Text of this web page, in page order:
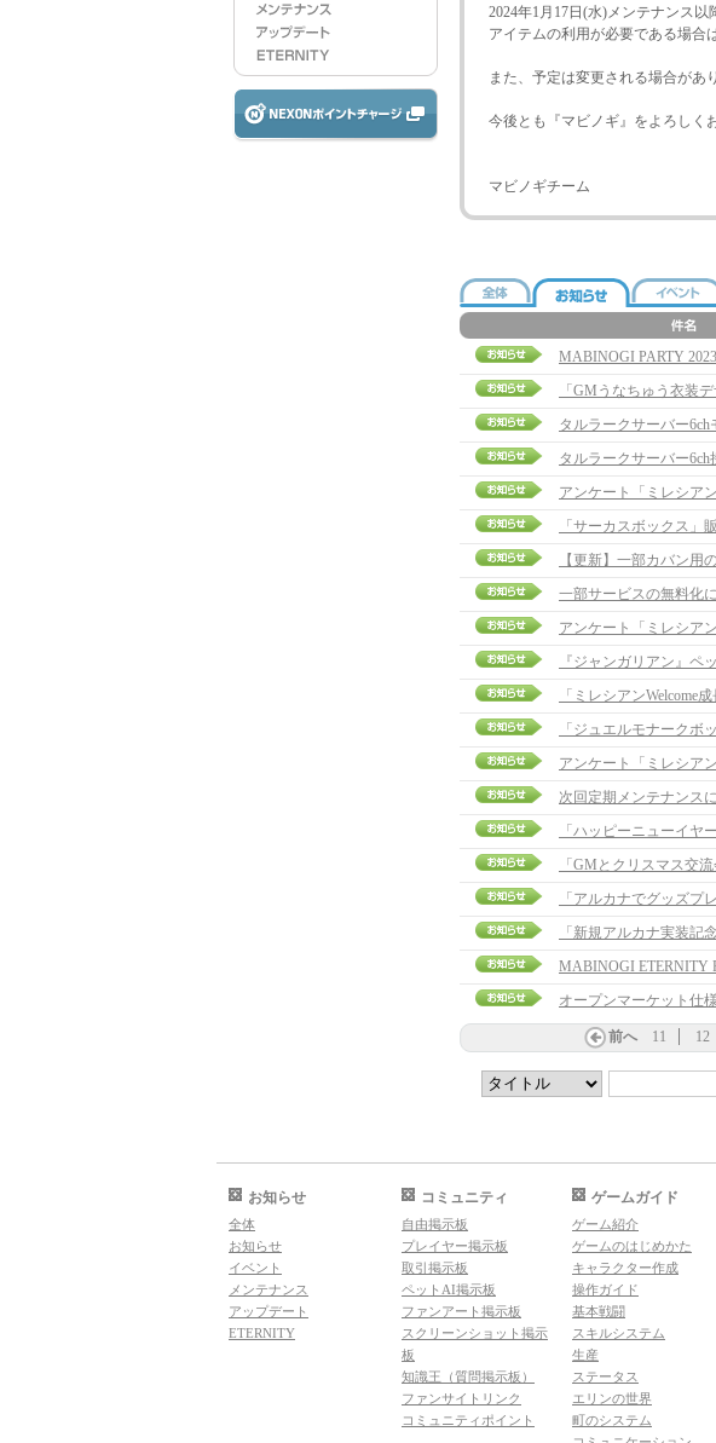
2024年1月17日(水)メンテナンス
アイテムの利用が必要である場合
また、予定は変更される場合があ
今後とも『マビノギ』をよろしく
マビノギチーム
MABINOGI PARTY
「GMうなちゅう衣装
タルラークサーバー
タルラークサーバー
アンケート「ミレシア
「サーカスボックス」
一部サービスの無料化
アンケート「ミレシア
『ジャンガリアン』ペ
「ジュエルモナークボ
アンケート「ミレシア
次回定期メンテナンス
「ハッピーニューイヤ
「GMとクリスマス交
「アルカナでグッズプ
「新規アルカナ実装記
MABINOGI ETERNITY
オープンマーケット仕
前へ 11 12
お知らせ
全体
お知らせ
イベント
メンテナンス
アップデート
ETERNITY
コミュニティ
自由掲示板
プレイヤー掲示板
取引掲示板
ペットAI掲示板
ファンアート掲示板
スクリーンショット掲示
板
知識王（質問掲示板）
ファンサイトリンク
コミュニティポイント
ゲームガイド
ゲーム紹介
ゲームのはじめかた
キャラクター作成
操作ガイド
基本戦闘
スキルシステム
生産
ステータス
エリンの世界
町のシステム